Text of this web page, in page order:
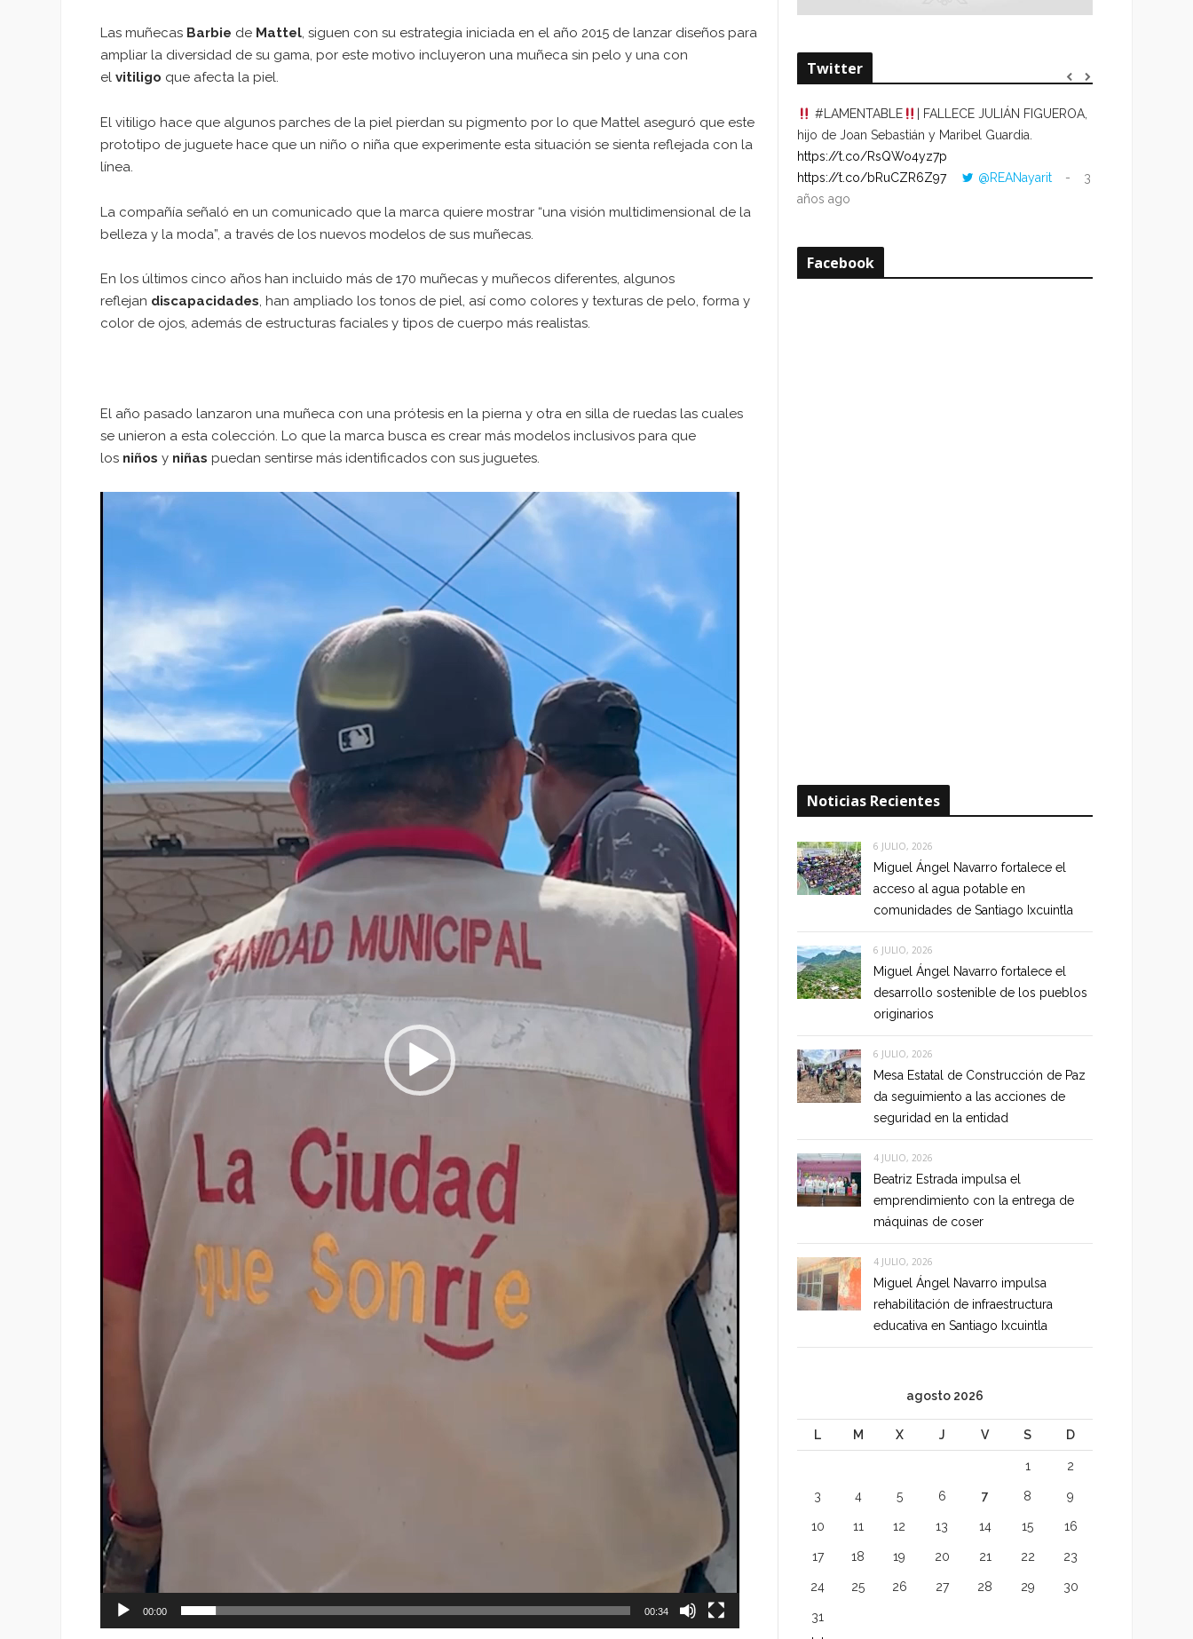
Las muñecas Barbie de Mattel, siguen con su estrategia iniciada en el año 2015 de lanzar diseños para
ampliar la diversidad de su gama, por este motivo incluyeron una muñeca sin pelo y una con
el vitiligo que afecta la piel.
El vitiligo hace que algunos parches de la piel pierdan su pigmento por lo que Mattel aseguró que este
prototipo de juguete hace que un niño o niña que experimente esta situación se sienta reflejada con la
línea.
La compañía señaló en un comunicado que la marca quiere mostrar “una visión multidimensional de la
belleza y la moda”, a través de los nuevos modelos de sus muñecas.
En los últimos cinco años han incluido más de 170 muñecas y muñecos diferentes, algunos
reflejan discapacidades, han ampliado los tonos de piel, así como colores y texturas de pelo, forma y
color de ojos, además de estructuras faciales y tipos de cuerpo más realistas.
El año pasado lanzaron una muñeca con una prótesis en la pierna y otra en silla de ruedas las cuales
se unieron a esta colección. Lo que la marca busca es crear más modelos inclusivos para que
los niños y niñas puedan sentirse más identificados con sus juguetes.
Reproductor
00:00 00:34
Twitter
#LAMENTABLE
| FALLECE JULIÁN FIGUEROA,
hijo de Joan Sebastián y Maribel Guardia.
https://t.co/RsQWo4yz7p
https://t.co/bRuCZR6Z97
@REANayarit
3
años ago
Facebook
Noticias Recientes
6 JULIO, 2026
Miguel Ángel Navarro fortalece el
acceso al agua potable en
comunidades de Santiago Ixcuintla
6 JULIO, 2026
Miguel Ángel Navarro fortalece el
desarrollo sostenible de los pueblos
originarios
6 JULIO, 2026
Mesa Estatal de Construcción de Paz
da seguimiento a las acciones de
seguridad en la entidad
4 JULIO, 2026
Beatriz Estrada impulsa el
emprendimiento con la entrega de
máquinas de coser
4 JULIO, 2026
Miguel Ángel Navarro impulsa
rehabilitación de infraestructura
educativa en Santiago Ixcuintla
agosto 2026
L M X J V S D
1 2
3 4 5 6 7 8 9
10 11 12 13 14 15 16
17 18 19 20 21 22 23
24 25 26 27 28 29 30
31